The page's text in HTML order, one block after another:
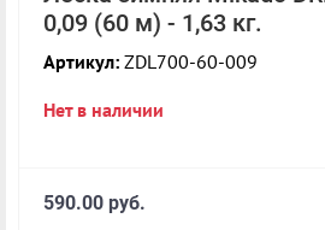
0,09 (60 м) - 1,63 кг.
Артикул: ZDL700-60-009
Нет в наличии
590.00 руб.